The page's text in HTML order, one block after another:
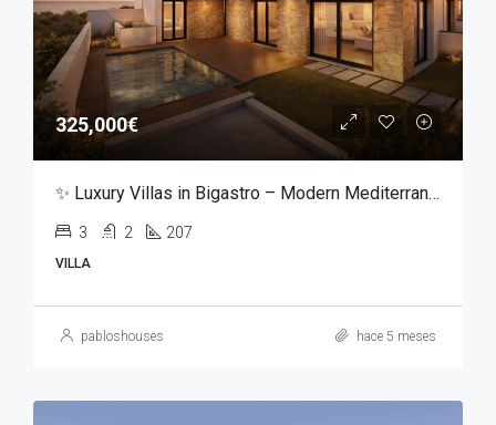
325,000€
✨ Luxury Villas in Bigastro – Modern Mediterranean Living ✨
3 2 207
VILLA
pabloshouses hace 5 meses